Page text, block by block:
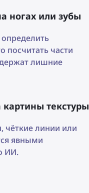
ногах или зубы
посчитать части
лишние
текстуры
линии или
явными
ИИ.